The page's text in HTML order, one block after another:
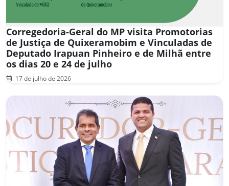
Corregedoria-Geral do MP visita Promotorias
de Justiça de Quixeramobim e Vinculadas de
Deputado Irapuan Pinheiro e de Milhã entre
os dias 20 e 24 de julho
17 de julho de 2026